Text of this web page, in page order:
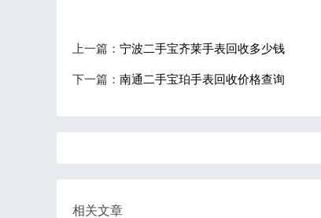
上一篇： 宁波二手宝齐莱手表回收多少钱
下一篇： 南通二手宝珀手表回收价格查询
相关文章